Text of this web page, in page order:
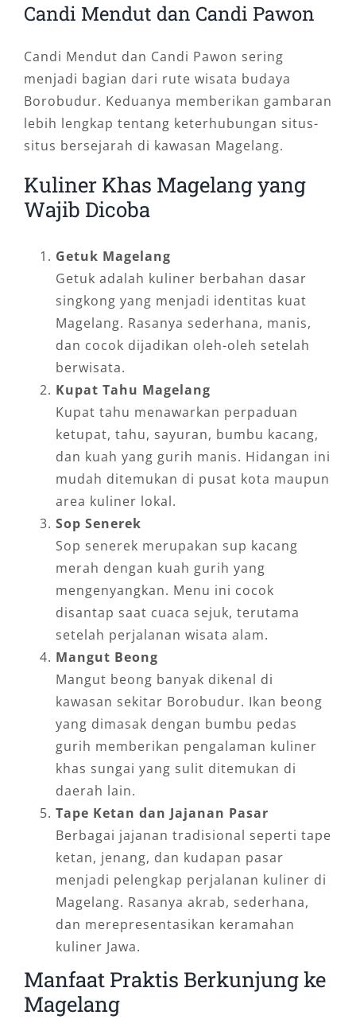
Candi Mendut dan Candi Pawon
Candi Mendut dan Candi Pawon sering
menjadi bagian dari rute wisata budaya
Borobudur. Keduanya memberikan gambaran
lebih lengkap tentang keterhubungan situs-
situs bersejarah di kawasan Magelang.
Kuliner Khas Magelang yang
Wajib Dicoba
Getuk Magelang
Getuk adalah kuliner berbahan dasar
singkong yang menjadi identitas kuat
Magelang. Rasanya sederhana, manis,
dan cocok dijadikan oleh-oleh setelah
berwisata.
Kupat Tahu Magelang
Kupat tahu menawarkan perpaduan
ketupat, tahu, sayuran, bumbu kacang,
dan kuah yang gurih manis. Hidangan ini
mudah ditemukan di pusat kota maupun
area kuliner lokal.
Sop Senerek
Sop senerek merupakan sup kacang
merah dengan kuah gurih yang
mengenyangkan. Menu ini cocok
disantap saat cuaca sejuk, terutama
setelah perjalanan wisata alam.
Mangut Beong
Mangut beong banyak dikenal di
kawasan sekitar Borobudur. Ikan beong
yang dimasak dengan bumbu pedas
gurih memberikan pengalaman kuliner
khas sungai yang sulit ditemukan di
daerah lain.
Tape Ketan dan Jajanan Pasar
Berbagai jajanan tradisional seperti tape
ketan, jenang, dan kudapan pasar
menjadi pelengkap perjalanan kuliner di
Magelang. Rasanya akrab, sederhana,
dan merepresentasikan keramahan
kuliner Jawa.
Manfaat Praktis Berkunjung ke
Magelang